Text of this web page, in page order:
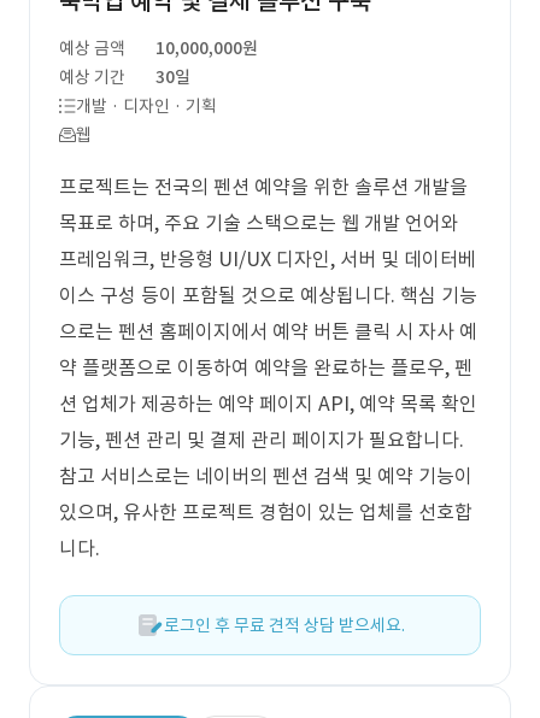
예상 금액
10,000,000원
예상 기간
30일
개발 · 디자인 · 기획
웹
프로젝트는 전국의 펜션 예약을 위한 솔루션 개발을
목표로 하며, 주요 기술 스택으로는 웹 개발 언어와
프레임워크, 반응형 UI/UX 디자인, 서버 및 데이터베
이스 구성 등이 포함될 것으로 예상됩니다. 핵심 기능
으로는 펜션 홈페이지에서 예약 버튼 클릭 시 자사 예
약 플랫폼으로 이동하여 예약을 완료하는 플로우, 펜
션 업체가 제공하는 예약 페이지 API, 예약 목록 확인
기능, 펜션 관리 및 결제 관리 페이지가 필요합니다.
참고 서비스로는 네이버의 펜션 검색 및 예약 기능이
있으며, 유사한 프로젝트 경험이 있는 업체를 선호합
니다.
로그인 후 무료 견적 상담 받으세요.